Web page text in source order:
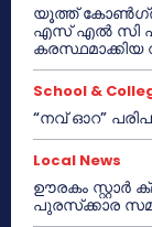
യൂത്ത്
എസ് എൽ സി
കരസ്ഥമാക്കിയ
School &
“നവ് ഓറ”
Local News
ഊരകം സ്റ്റാർ
പുരസ്‌ക്കാര